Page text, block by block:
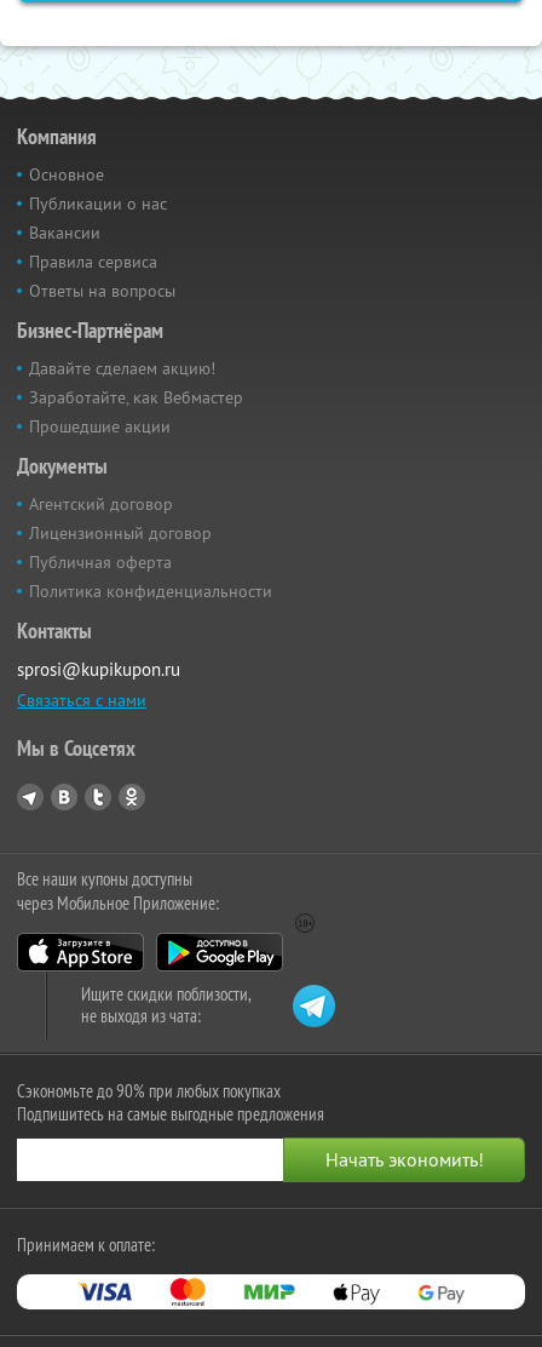
Компания
Основное
Публикации о нас
Вакансии
Правила сервиса
Ответы на вопросы
Бизнес-Партнёрам
Давайте сделаем акцию!
Заработайте, как Вебмастер
Прошедшие акции
Документы
Агентский договор
Лицензионный договор
Публичная оферта
Политика конфиденциальности
Контакты
sprosi@kupikupon.ru
Связаться с нами
Мы в Соцсетях
Все наши купоны доступны
через Мобильное Приложение:
Ищите скидки поблизости,
не выходя из чата:
Сэкономьте до 90% при любых покупках
Подпишитесь на самые выгодные предложения
Принимаем к оплате: